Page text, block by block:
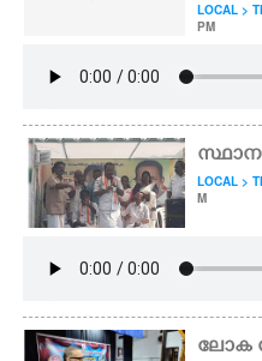
LOCAL >
PM
LOCAL >
M
ലോക